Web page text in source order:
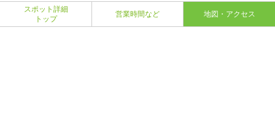
スポット詳細
トップ
営業時間など 地図・アクセス